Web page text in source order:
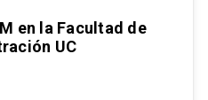
en la Facultad de
UC